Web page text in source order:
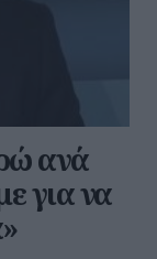
ανά
για να